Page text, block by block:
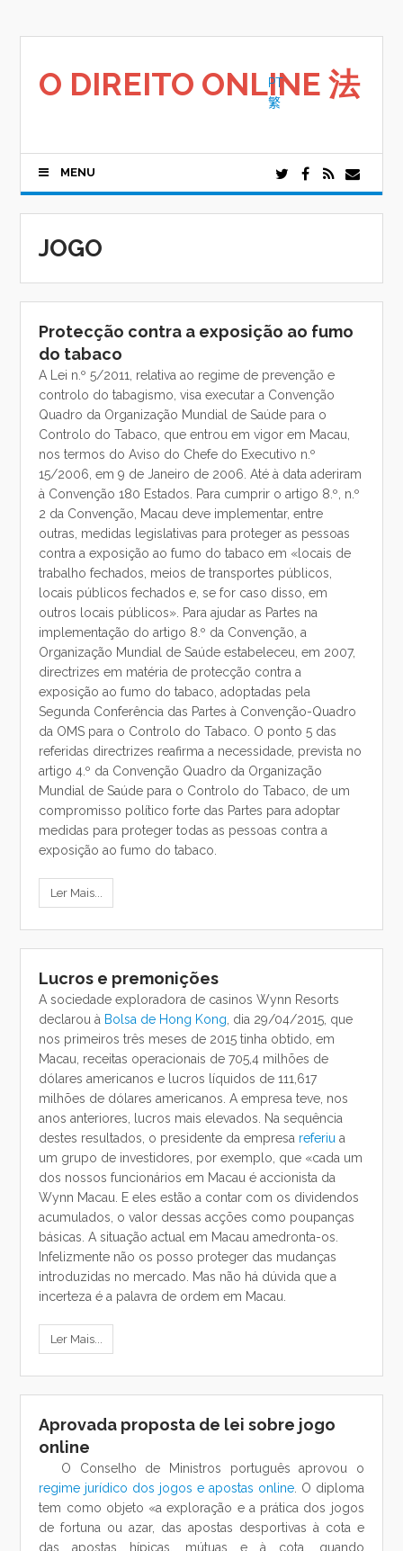
O DIREITO ONLINE 法
PT
繁
MENU
JOGO
Protecção contra a exposição ao fumo
do tabaco
A Lei n.º 5/2011, relativa ao regime de prevenção e
controlo do tabagismo, visa executar a Convenção
Quadro da Organização Mundial de Saúde para o
Controlo do Tabaco, que entrou em vigor em Macau,
nos termos do Aviso do Chefe do Executivo n.º
15/2006, em 9 de Janeiro de 2006. Até à data aderiram
à Convenção 180 Estados. Para cumprir o artigo 8.º, n.º
2 da Convenção, Macau deve implementar, entre
outras, medidas legislativas para proteger as pessoas
contra a exposição ao fumo do tabaco em «locais de
trabalho fechados, meios de transportes públicos,
locais públicos fechados e, se for caso disso, em
outros locais públicos». Para ajudar as Partes na
implementação do artigo 8.º da Convenção, a
Organização Mundial de Saúde estabeleceu, em 2007,
directrizes em matéria de protecção contra a
exposição ao fumo do tabaco, adoptadas pela
Segunda Conferência das Partes à Convenção-Quadro
da OMS para o Controlo do Tabaco. O ponto 5 das
referidas directrizes reafirma a necessidade, prevista no
artigo 4.º da Convenção Quadro da Organização
Mundial de Saúde para o Controlo do Tabaco, de um
compromisso político forte das Partes para adoptar
medidas para proteger todas as pessoas contra a
exposição ao fumo do tabaco.
Ler Mais...
Lucros e premonições
A sociedade exploradora de casinos Wynn Resorts
declarou à Bolsa de Hong Kong , dia 29/04/2015, que
nos primeiros três meses de 2015 tinha obtido, em
Macau, receitas operacionais de 705,4 milhões de
dólares americanos e lucros líquidos de 111,617
milhões de dólares americanos. A empresa teve, nos
anos anteriores, lucros mais elevados. Na sequência
destes resultados, o presidente da empresa referiu a
um grupo de investidores, por exemplo, que «cada um
dos nossos funcionários em Macau é accionista da
Wynn Macau. E eles estão a contar com os dividendos
acumulados, o valor dessas acções como poupanças
básicas. A situação actual em Macau amedronta-os.
Infelizmente não os posso proteger das mudanças
introduzidas no mercado. Mas não há dúvida que a
incerteza é a palavra de ordem em Macau.
Ler Mais...
Aprovada proposta de lei sobre jogo
online
O Conselho de Ministros português aprovou o
regime jurídico dos jogos e apostas online. O diploma
tem como objeto «a exploração e a prática dos jogos
de fortuna ou azar, das apostas desportivas à cota e
das apostas hípicas, mútuas e à cota, quando